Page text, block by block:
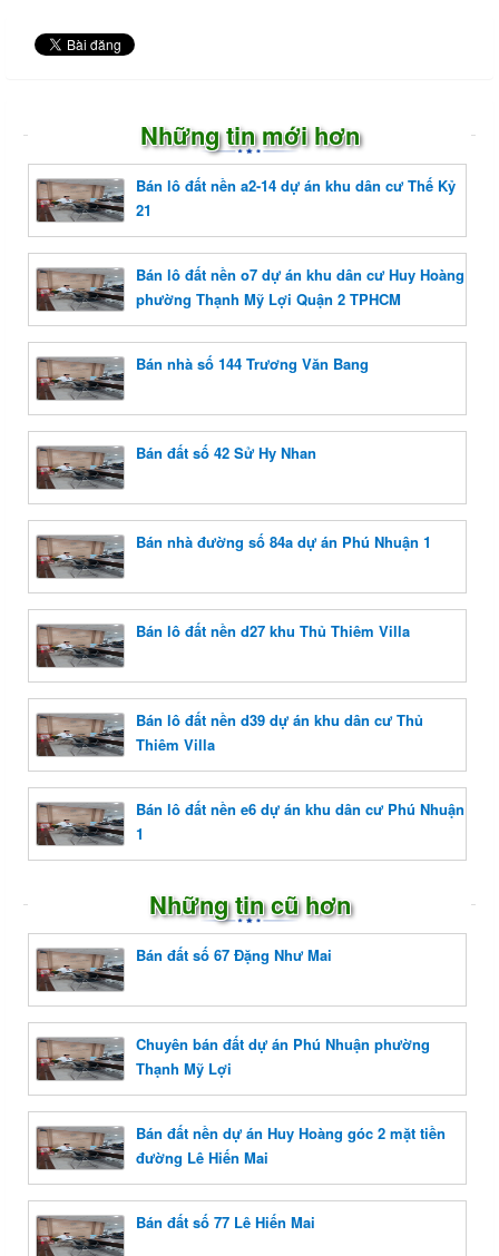
Những tin mới hơn
Bán lô đất nền a2-14 dự án khu dân cư Thế Kỷ
21
Bán lô đất nền o7 dự án khu dân cư Huy Hoàng
phường Thạnh Mỹ Lợi Quận 2 TPHCM
Bán nhà số 144 Trương Văn Bang
Bán đất số 42 Sử Hy Nhan
Bán nhà đường số 84a dự án Phú Nhuận 1
Bán lô đất nền d27 khu Thủ Thiêm Villa
Bán lô đất nền d39 dự án khu dân cư Thủ
Thiêm Villa
Bán lô đất nền e6 dự án khu dân cư Phú Nhuận
1
Những tin cũ hơn
Bán đất số 67 Đặng Như Mai
Chuyên bán đất dự án Phú Nhuận phường
Thạnh Mỹ Lợi
Bán đất nền dự án Huy Hoàng góc 2 mặt tiền
đường Lê Hiến Mai
Bán đất số 77 Lê Hiến Mai